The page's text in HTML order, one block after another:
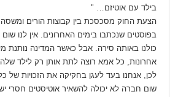
בילד עם אוטיזם… "
הצעת החוק מסכסכת בין קבוצות הורים ומשסה
בפוסטים שנכתבו בימים האחרונים. אין לנו
כולנו באותה סירה. אבל כאשר המדינה נותנת
אחרונות, כל אמא רוצה לתת אותן רק לילד
לכן, אנחנו בעד לעגן בחקיקה את הזכויות של
שום חברה לא יכולה להשאיר אוטיסטים חסרי